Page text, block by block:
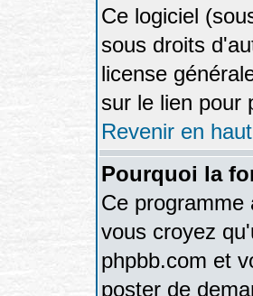
Ce logiciel
sous droits
license
sur le lien pour
Revenir en haut
Pourquoi la
Ce
vous croyez
phpbb.com et
poster de